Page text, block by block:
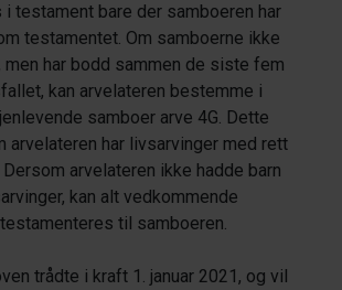
i testament bare der samboeren har
testamentet. Om samboerne ikke
men har bodd sammen de siste fem
kan arvelateren bestemme i
samboer arve 4G. Dette
arvelateren har livsarvinger med rett
arvelateren ikke hadde barn
kan alt vedkommende
til samboeren.
trådte i kraft 1. januar 2021, og vil